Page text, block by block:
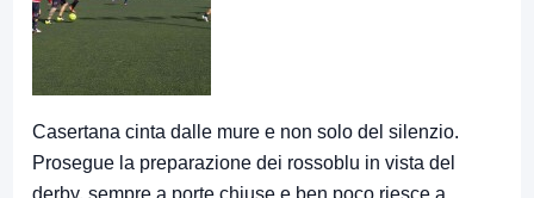
Casertana cinta dalle mure e non solo del silenzio.
Prosegue la preparazione dei rossoblu in vista del
derby, sempre a porte chiuse e ben poco riesce a